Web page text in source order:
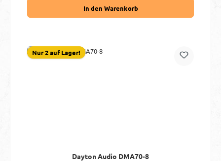
In den Warenkorb
Nur 2 auf Lager!
Dayton Audio DMA70-8